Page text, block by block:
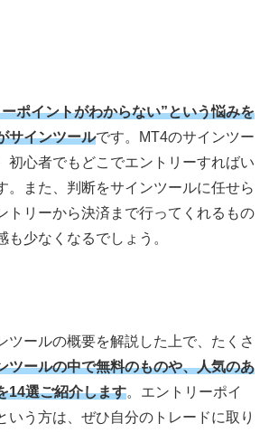
ポイントがわからない”という悩みを
サインツールです。MT4のサインツー
初心者でもどこでエントリーすればい
。また、判断をサインツールに任せら
トリーから決済まで行ってくれるもの
も少なくなるでしょう。
ツールの概要を解説した上で、たくさ
ツールの中で無料のものや、人気のあ
14選ご紹介します。エントリーポイ
いう方は、ぜひ自分のトレードに取り